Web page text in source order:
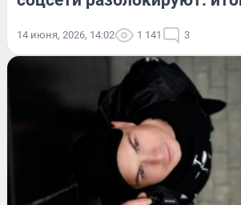
14 июня, 2026, 14:02 1 141 3